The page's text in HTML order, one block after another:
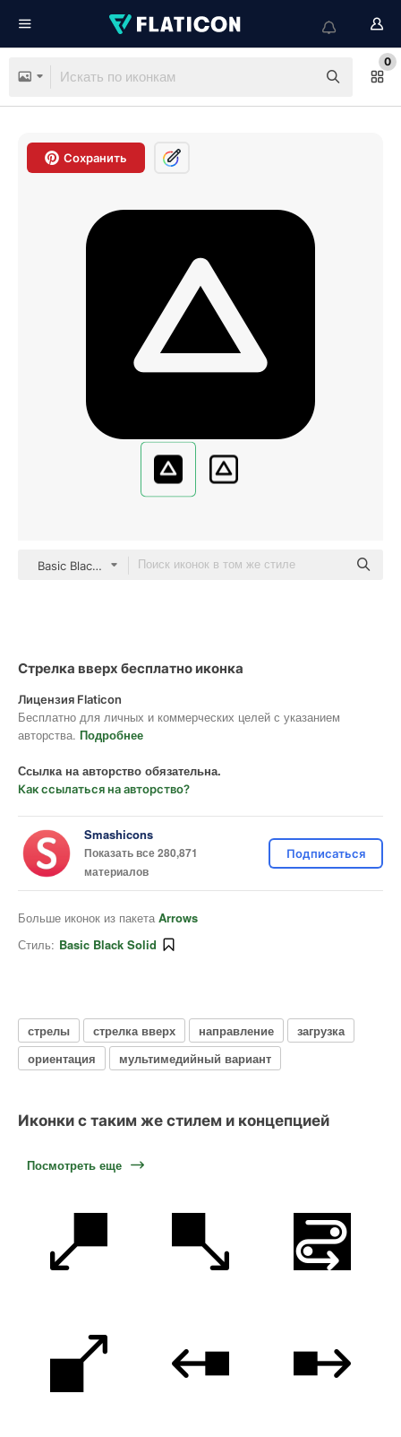
0
Сохранить
Basic Black Solid
Стрелка вверх бесплатно иконка
Лицензия Flaticon
Бесплатно для личных и коммерческих целей с указанием
авторства. Подробнее
Ссылка на авторство обязательна.
Как ссылаться на авторство?
Smashicons
Показать все 280,871
материалов
Подписаться
Больше иконок из пакета Arrows
Стиль: Basic Black Solid
стрелы стрелка вверх направление
загрузка
ориентация
мультимедийный вариант
Иконки с таким же стилем и концепцией
Посмотреть еще